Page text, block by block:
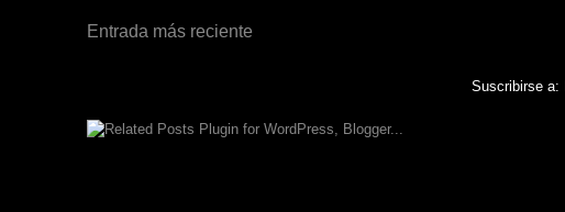
Entrada más reciente
Suscribirse a: